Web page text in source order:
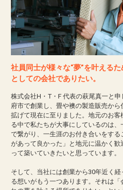
社員同士が様々な“夢”を叶える
としての会社でありたい。
株式会社H・T・F 代表の萩尾真一と
府市で創業し、畳や襖の製造販売か
拡げて現在に至りました。地元のお
る中で私たちが大事にしているのは
で繋がり、一生涯のお付き合いをす
があって良かった」と地元に温かく
って築いていきたいと思っています。
そして、当社には創業から30年近く
る想いがもう一つあります。それは